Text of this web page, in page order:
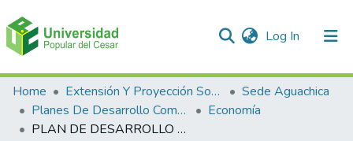
Log In (current)
Communities & Collections
All of DSpace
Home Extensión Y Proyección Social
Sede Aguachica
Planes De Desarrollo Comunales Y Comunitarios
Economía
PLAN DE DESARROLLO COMUNITARIO PARA EL BARRIO URBANIZACIÓN CORAZÓN DE COLOMBIA PARA LOS AÑOS 2022 A 2026 EL CAMINO DE LA PARTICIPACIÓN Y EL DESARROLLO